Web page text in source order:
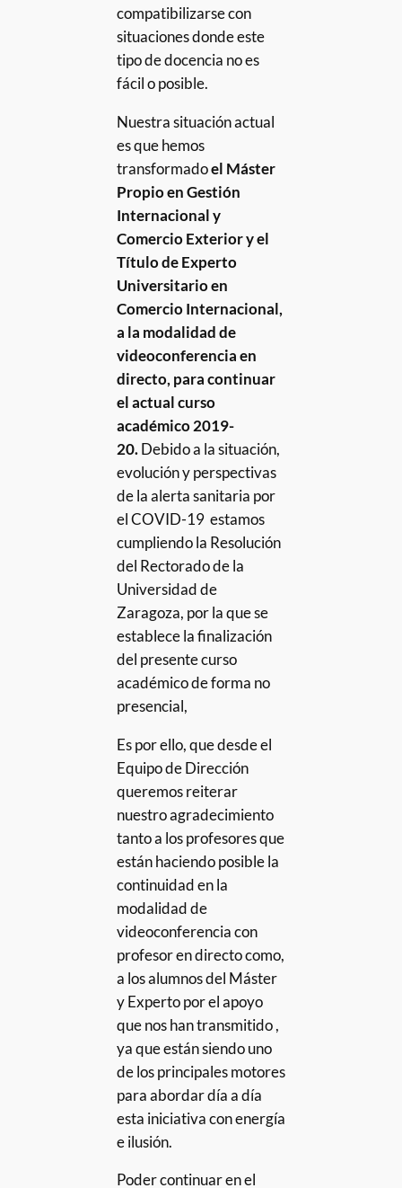
compatibilizarse con
situaciones donde este
tipo de docencia no es
fácil o posible.
Nuestra situación actual
es que hemos
transformadoel Máster
Propio en Gestión
Internacional y
Comercio Exterior y el
Título de Experto
Universitario en
Comercio Internacional,
a la modalidad de
videoconferencia en
directo, para continuar
el actual curso
académico 2019-
20.Debido a la situación,
evolución y perspectivas
de la alerta sanitaria por
el COVID-19 estamos
cumpliendo la Resolución
del Rectorado de la
Universidad de
Zaragoza, por la que se
establece la finalización
del presente curso
académico de forma no
presencial,
Es por ello, que desde el
Equipo de Dirección
queremos reiterar
nuestro agradecimiento
tanto a los profesores que
están haciendo posible la
continuidad en la
modalidad de
videoconferencia con
profesor en directo como,
a los alumnos del Máster
y Experto por el apoyo
que nos han transmitido ,
ya que están siendo uno
de los principales motores
para abordar día a día
esta iniciativa con energía
e ilusión.
Poder continuar en el